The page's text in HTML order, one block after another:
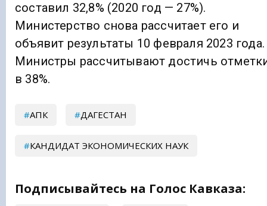
составил 32,8% (2020 год — 27%).
Министерство снова рассчитает его и
объявит результаты 10 февраля 2023 года.
Министры рассчитывают достичь
в 38%.
АПК ДАГЕСТАН
КАНДИДАТ ЭКОНОМИЧЕСКИХ НАУК
Подписывайтесь на Голос Кавказа: